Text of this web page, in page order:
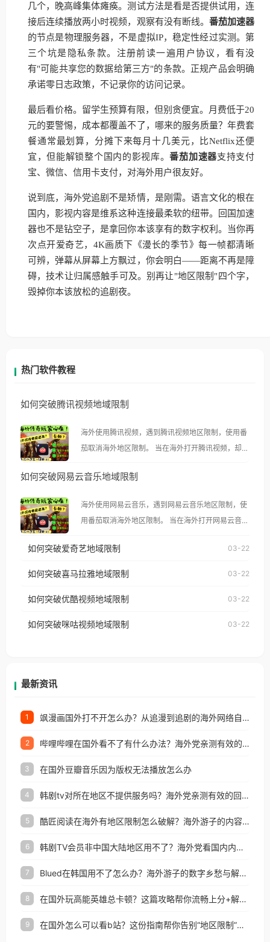
几个，晚高峰集体瘫痪。测试方法是看是否提供试用，连
接后连续播放两小时视频，观察有没有断线。 番茄加速器
的节点是物理服务器，不是虚拟IP，稳定性经过实测。第
三个坑是隐私条款。注册前读一遍用户协议，看有没
有"可能共享您的数据给第三方"的条款。正规产品会明确
承诺零日志政策，不记录你的访问记录。
最后看价格。留学生预算有限，但别贪便宜。月费低于20
元的要警惕，成本都覆盖不了，哪来的服务质量？年费套
餐通常最划算，分摊下来每月十几美元，比Netflix还便
宜，但能解锁整个国内的影视库。番茄加速器支持支付
宝、微信、信用卡支付，对海外用户很友好。
说到底，海外党追剧不是矫情，是刚需。语言文化的根在
国内，影视内容是维系这种连接最柔软的纽带。回国加速
器也不是钻空子，是拿回你本该享有的数字权利。当你再
次点开爱奇艺，4K画质下《漫长的季节》每一帧都清晰
可辨，弹幕从屏幕上方飘过，你会明白——距离不再是障
碍，技术让归属感触手可及。别再让"地区限制"四个字，
毁掉你本该放松的追剧夜。
热门软件教程
如何突破腾讯视频地域限制
海外使用腾讯视频，遇到腾讯视频地区限制，使用番
茄取消海外地区限制。 当在海外打开腾讯视频，却突
示语。 海外用户如香港、澳门、台湾、美国、加拿
像其他音乐平台一样，出现地区及版权限制问题，且
仅能在中国大陆地区播放。 遇到这个问题的朋友们，
使用番茄回国加速器，即可解决「海外用户收听腾讯
台湾、美国、加拿大、澳大利亚、欧洲等国家和地区
权限制所困扰。
如何突破网易云音乐地域限制
海外使用网易云音乐，遇到网易云音乐地区限制，使
用番茄取消海外地区限制。 当在海外打开网易云音
播放”的提示语。 海外用户如香港、澳门、台湾、美
国、加拿大、澳大利亚、欧洲等国家和地区时，网易
制问题，且仅能在中国大陆地区播放。 遇到这个问题
户收听网易云音乐地区版权限制」的问题，无论人在
如何突破爱奇艺地域限制 03-22
如何突破喜马拉雅地域限制 03-22
如何突破优酷视频地域限制 03-22
如何突破咪咕视频地域限制 03-22
最新资讯
1 飒漫画国外打不开怎么办？从追漫到追剧的海外网络自由之路
2 哔哩哔哩在国外看不了有什么办法？海外党亲测有效的回国加速解决方案
3 在国外豆瓣音乐因为版权无法播放怎么办
4 韩剧tv对所在地区不提供服务吗？海外党亲测有效的回国加速解决方案
5 酷匠阅读在海外有地区限制怎么破解？海外游子的内容归乡路
6 韩剧TV会员非中国大陆地区用不了？海外党看国内内容的加速器选择指南
7 Blued在韩国用不了怎么办？海外游子的数字乡愁与解决方案
8 在国外玩高能英雄总卡顿？这篇攻略帮你流畅上分+解锁国内影音自由
9 在国外怎么可以看b站？这份指南帮你告别“地区限制”的烦恼